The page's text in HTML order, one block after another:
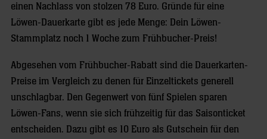
einen Nachlass von stolzen 78 Euro. Gründe für eine
Löwen-Dauerkarte gibt es jede Menge: Dein Löwen-
Stammplatz noch 1 Woche zum Frühbucher-Preis!
Abgesehen vom Frühbucher-Rabatt sind die Dauerkarten-
Preise im Vergleich zu denen für Einzeltickets generell
unschlagbar. Den Gegenwert von fünf Spielen sparen
Löwen-Fans, wenn sie sich frühzeitig für das Saisonticket
entscheiden. Dazu gibt es 10 Euro als Gutschein für den